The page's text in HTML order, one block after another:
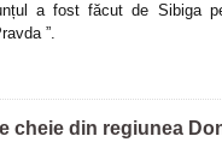
a fost făcut de Sibiga
”.
cheie din regiunea